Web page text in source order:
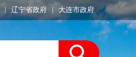
大连市政府
辽宁省政府